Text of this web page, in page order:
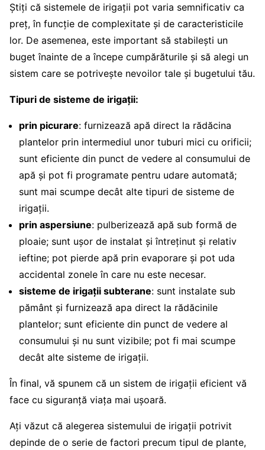
Știți că sistemele de irigații pot varia semnificativ ca
preț, în funcție de complexitate și de caracteristicile
lor. De asemenea, este important să stabilești un
buget înainte de a începe cumpărăturile și să alegi un
sistem care se potrivește nevoilor tale și bugetului tău.
Tipuri de sisteme de irigații:
prin picurare: furnizează apă direct la rădăcina
plantelor prin intermediul unor tuburi mici cu orificii;
sunt eficiente din punct de vedere al consumului de
apă și pot fi programate pentru udare automată;
sunt mai scumpe decât alte tipuri de sisteme de
irigații.
prin aspersiune: pulberizează apă sub formă de
ploaie; sunt ușor de instalat și întreținut și relativ
ieftine; pot pierde apă prin evaporare și pot uda
accidental zonele în care nu este necesar.
sisteme de irigații subterane: sunt instalate sub
pământ și furnizează apa direct la rădăcinile
plantelor; sunt eficiente din punct de vedere al
consumului și nu sunt vizibile; pot fi mai scumpe
decât alte sisteme de irigații.
În final, vă spunem că un sistem de irigații eficient vă
face cu siguranță viața mai ușoară.
Ați văzut că alegerea sistemului de irigații potrivit
depinde de o serie de factori precum tipul de plante,